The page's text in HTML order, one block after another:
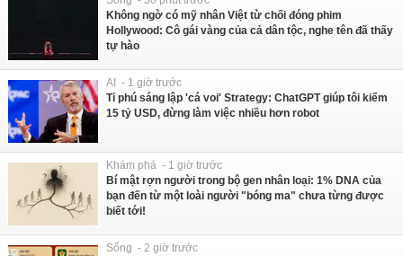
Không ngờ có mỹ nhân Việt từ chối đóng phim
Hollywood: Cô gái vàng của cả dân tộc, nghe tên đã thấy
tự hào
AI - 1 giờ trước
Tỉ phú sáng lập 'cá voi' Strategy: ChatGPT giúp tôi kiếm
15 tỷ USD, đừng làm việc nhiều hơn robot
Khám phá - 1 giờ trước
Bí mật rợn người trong bộ gen nhân loại: 1% DNA của
bạn đến từ một loài người "bóng ma" chưa từng được
biết tới!
Sống - 2 giờ trước